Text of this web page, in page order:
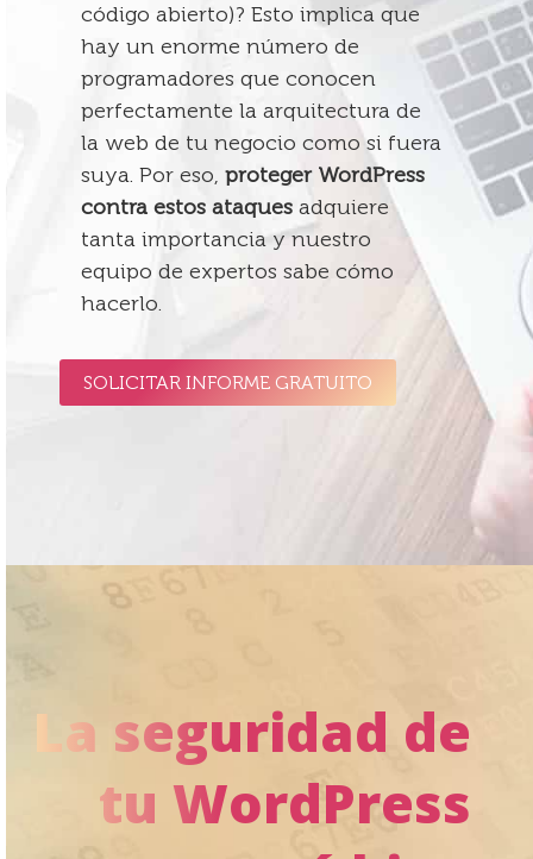
código abierto)? Esto implica que
hay un enorme número de
programadores que conocen
perfectamente la arquitectura de
la web de tu negocio como si fuera
suya. Por eso, proteger WordPress
contra estos ataquesadquiere
tanta importancia y nuestro
equipo de expertos sabe cómo
hacerlo.
SOLICITAR INFORME GRATUITO
La seguridad de
tu WordPress